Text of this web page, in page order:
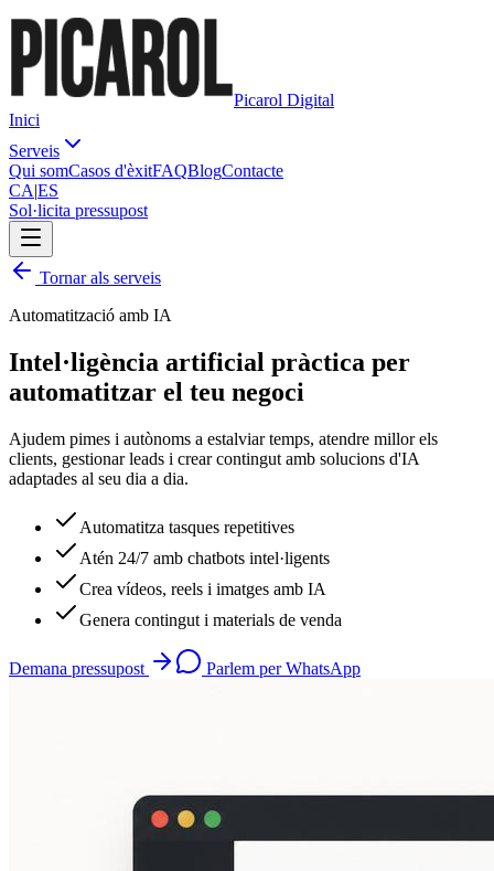
Picarol Digital
Inici
Serveis
Qui somCasos d'èxitFAQBlogContacte
CA|ES
Sol·licita pressupost
Tornar als serveis
Automatització amb IA
Intel·ligència artificial pràctica per
automatitzar el teu negoci
Ajudem pimes i autònoms a estalviar temps, atendre millor els
clients, gestionar leads i crear contingut amb solucions d'IA
adaptades al seu dia a dia.
Automatitza tasques repetitives
Atén 24/7 amb chatbots intel·ligents
Crea vídeos, reels i imatges amb IA
Genera contingut i materials de venda
Demana pressupost Parlem per WhatsApp